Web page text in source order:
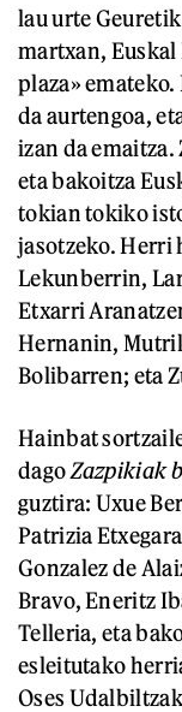
lau urte
martxan,
plaza»
da aurtengoa,
izan da
eta bakoitza
tokian tokiko
jasotzeko. Herri
Lekunberrin,
Etxarri
Hernanin,
Bolibarren; eta
Hainbat
dagoZazpikiak
guztira: Uxue
Patrizia
Gonzalez de
Bravo, Eneritz
Telleria, eta
esleitutako
Oses